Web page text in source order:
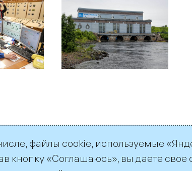
файлы cookie, используемые
кнопку «Соглашаюсь», вы даете свое